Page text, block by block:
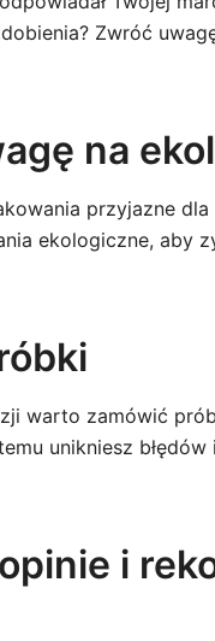
Zwróć
na
przyjazne
ekologiczne, aby
warto zamówić
unikniesz
i